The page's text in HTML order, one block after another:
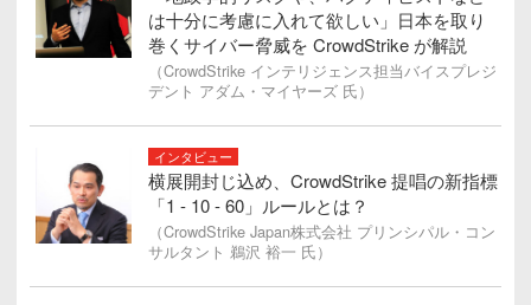
は十分に考慮に入れて欲しい」日本を取り
巻くサイバー脅威を CrowdStrike が解説
（CrowdStrike インテリジェンス担当バイスプレジ
デント アダム・マイヤーズ 氏）
インタビュー
横展開封じ込め、CrowdStrike 提唱の新指標
「1 - 10 - 60」ルールとは？
（CrowdStrike Japan株式会社 プリンシパル・コン
サルタント 鵜沢 裕一 氏）